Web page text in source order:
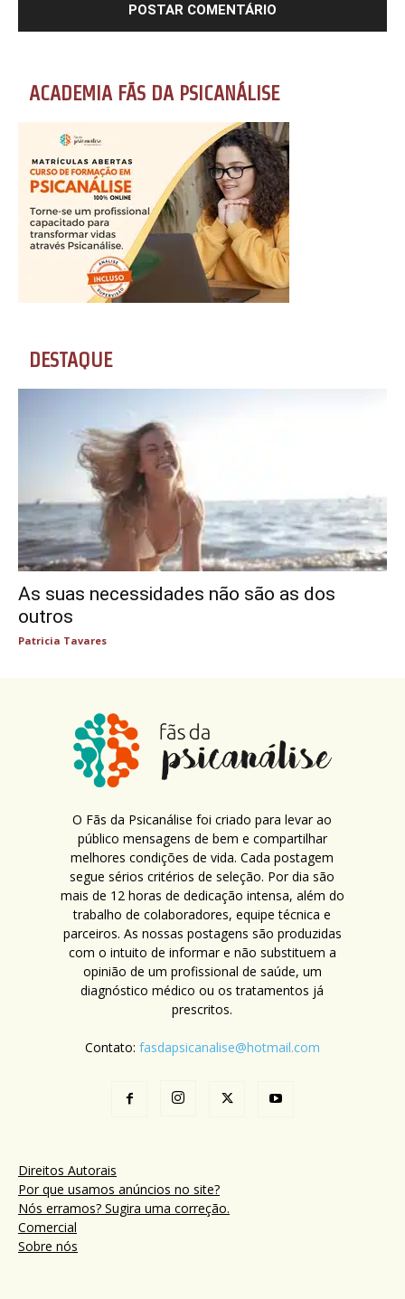
ACADEMIA FÃS DA PSICANÁLISE
DESTAQUE
As suas necessidades não são as dos
outros
Patricia Tavares
O Fãs da Psicanálise foi criado para levar ao
público mensagens de bem e compartilhar
melhores condições de vida. Cada postagem
segue sérios critérios de seleção. Por dia são
mais de 12 horas de dedicação intensa, além do
trabalho de colaboradores, equipe técnica e
parceiros. As nossas postagens são produzidas
com o intuito de informar e não substituem a
opinião de um profissional de saúde, um
diagnóstico médico ou os tratamentos já
prescritos.
Contato: fasdapsicanalise@hotmail.com
Direitos Autorais
Por que usamos anúncios no site?
Nós erramos? Sugira uma correção.
Comercial
Sobre nós